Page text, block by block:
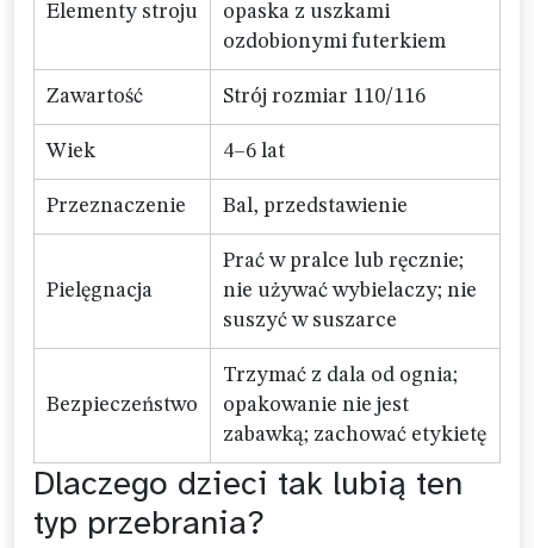
Elementy stroju
opaska z uszkami
ozdobionymi futerkiem
Zawartość Strój rozmiar 110/116
Wiek 4–6 lat
Przeznaczenie Bal, przedstawienie
Pielęgnacja
Prać w pralce lub ręcznie;
nie używać wybielaczy; nie
suszyć w suszarce
Bezpieczeństwo
Trzymać z dala od ognia;
opakowanie nie jest
zabawką; zachować etykietę
Dlaczego dzieci tak lubią ten
typ przebrania?